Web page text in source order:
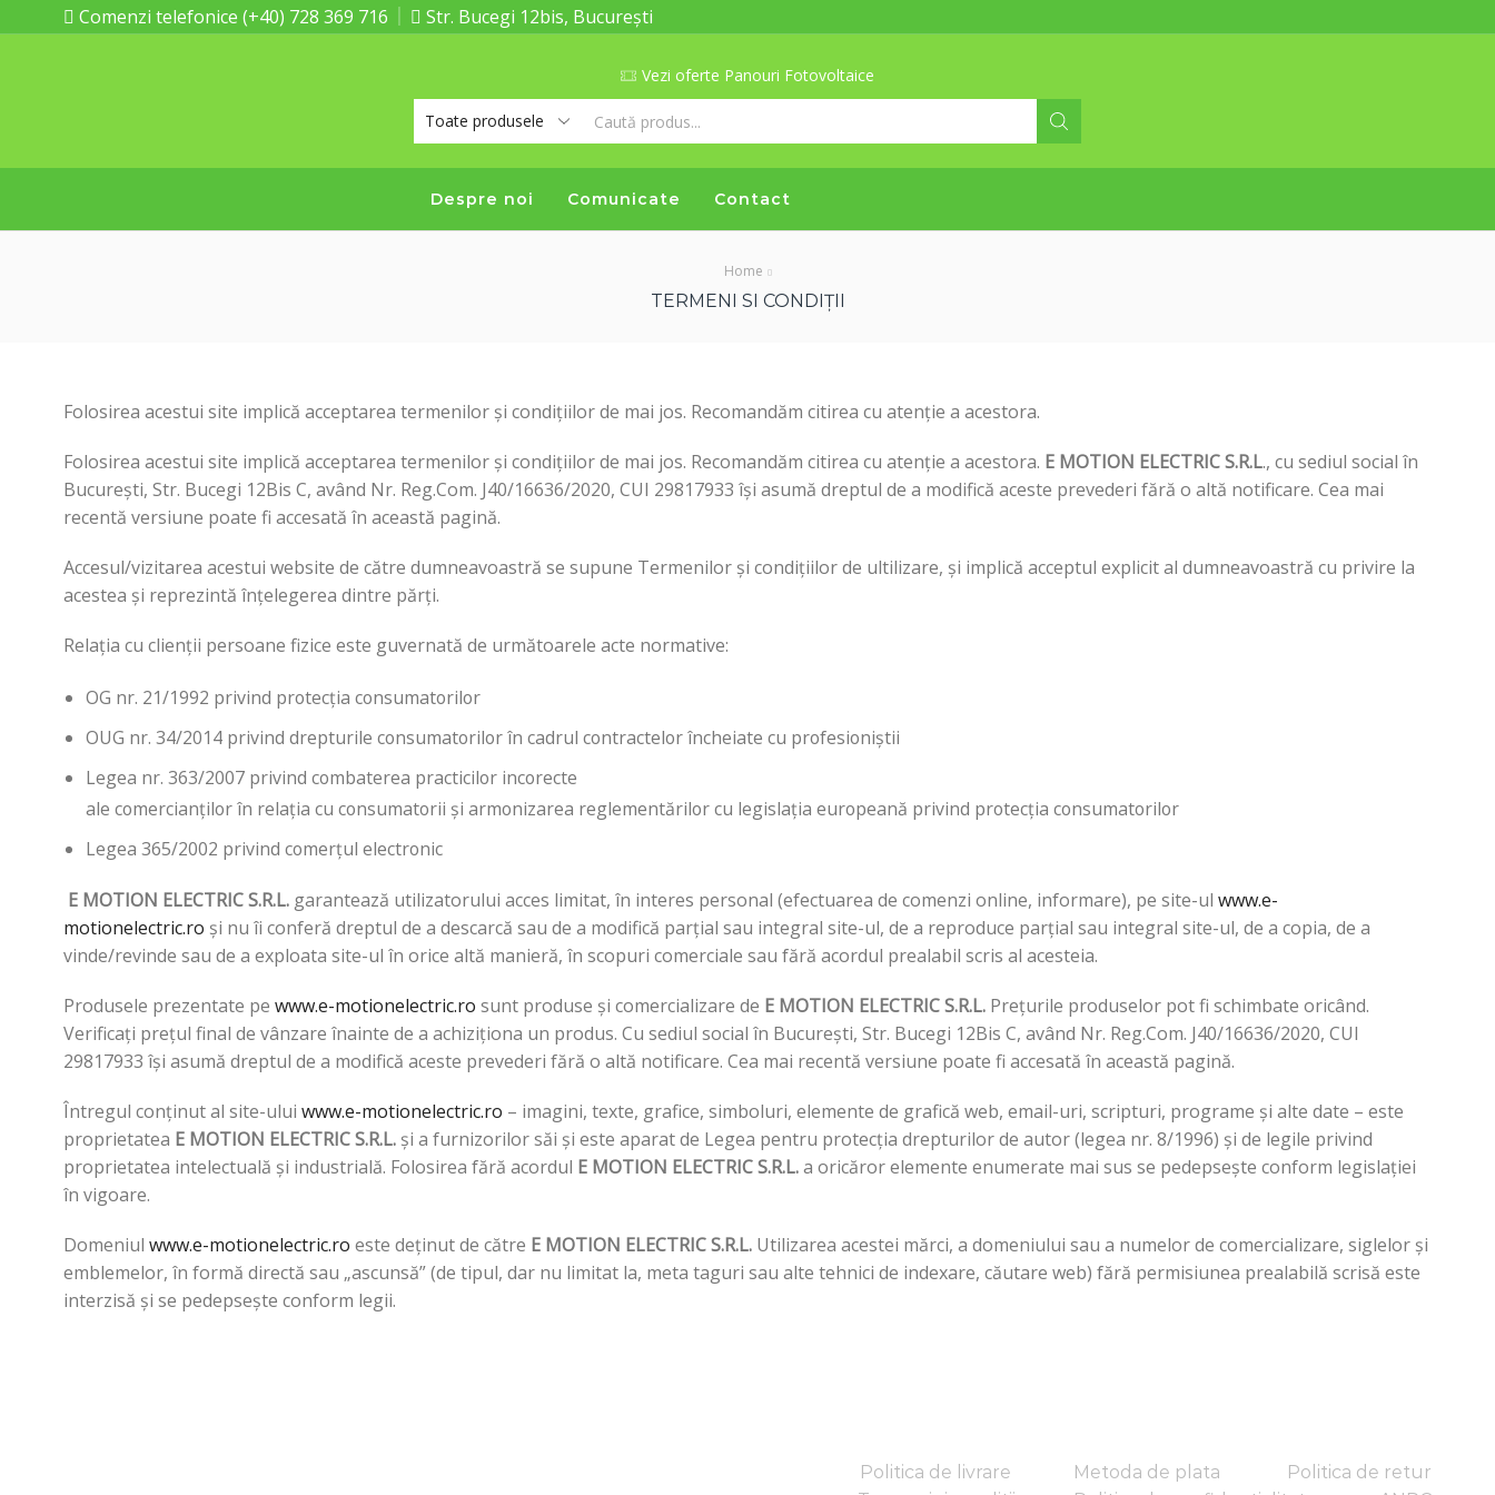
Comenzi telefonice (+40) 728 369 716 Str. Bucegi 12bis, București
Vezi oferte Panouri Fotovoltaice
Despre noi Comunicate Contact
Home
TERMENI SI CONDIȚII
Folosirea acestui site implică acceptarea termenilor și condițiilor de mai jos. Recomandăm citirea cu atenție a acestora.
Folosirea acestui site implică acceptarea termenilor și condițiilor de mai jos. Recomandăm citirea cu atenție a acestora. E MOTION ELECTRIC S.R.L., cu sediul social în
București, Str. Bucegi 12Bis C, având Nr. Reg.Com. J40/16636/2020, CUI 29817933 își asumă dreptul de a modifică aceste prevederi fără o altă notificare. Cea mai
recentă versiune poate fi accesată în această pagină.
Accesul/vizitarea acestui website de către dumneavoastră se supune Termenilor și condițiilor de ultilizare, și implică acceptul explicit al dumneavoastră cu privire la
acestea și reprezintă înțelegerea dintre părți.
Relația cu clienții persoane fizice este guvernată de următoarele acte normative:
OG nr. 21/1992 privind protecția consumatorilor
OUG nr. 34/2014 privind drepturile consumatorilor în cadrul contractelor încheiate cu profesioniștii
Legea nr. 363/2007 privind combaterea practicilor incorecte
ale comercianților în relația cu consumatorii și armonizarea reglementărilor cu legislația europeană privind protecția consumatorilor
Legea 365/2002 privind comerțul electronic
E MOTION ELECTRIC S.R.L. garantează utilizatorului acces limitat, în interes personal (efectuarea de comenzi online, informare), pe site-ul www.e-
motionelectric.ro și nu îi conferă dreptul de a descarcă sau de a modifică parțial sau integral site-ul, de a reproduce parțial sau integral site-ul, de a copia, de a
vinde/revinde sau de a exploata site-ul în orice altă manieră, în scopuri comerciale sau fără acordul prealabil scris al acesteia.
Produsele prezentate pe www.e-motionelectric.ro sunt produse și comercializare de E MOTION ELECTRIC S.R.L. Prețurile produselor pot fi schimbate oricând.
Verificați prețul final de vânzare înainte de a achiziționa un produs. Cu sediul social în București, Str. Bucegi 12Bis C, având Nr. Reg.Com. J40/16636/2020, CUI
29817933 își asumă dreptul de a modifică aceste prevederi fără o altă notificare. Cea mai recentă versiune poate fi accesată în această pagină.
Întregul conținut al site-ului www.e-motionelectric.ro – imagini, texte, grafice, simboluri, elemente de grafică web, email-uri, scripturi, programe și alte date – este
proprietatea E MOTION ELECTRIC S.R.L. și a furnizorilor săi și este aparat de Legea pentru protecția drepturilor de autor (legea nr. 8/1996) și de legile privind
proprietatea intelectuală și industrială. Folosirea fără acordul E MOTION ELECTRIC S.R.L.a oricăror elemente enumerate mai sus se pedepsește conform legislației
în vigoare.
Domeniul www.e-motionelectric.ro este deținut de către E MOTION ELECTRIC S.R.L. Utilizarea acestei mărci, a domeniului sau a numelor de comercializare, siglelor și
emblemelor, în formă directă sau „ascunsă” (de tipul, dar nu limitat la, meta taguri sau alte tehnici de indexare, căutare web) fără permisiunea prealabilă scrisă este
interzisă și se pedepsește conform legii.
Politica de livrare Metoda de plata
Politica de retur